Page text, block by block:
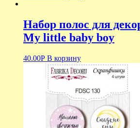
Набор полос для
My little baby boy
40.00Р В корзину